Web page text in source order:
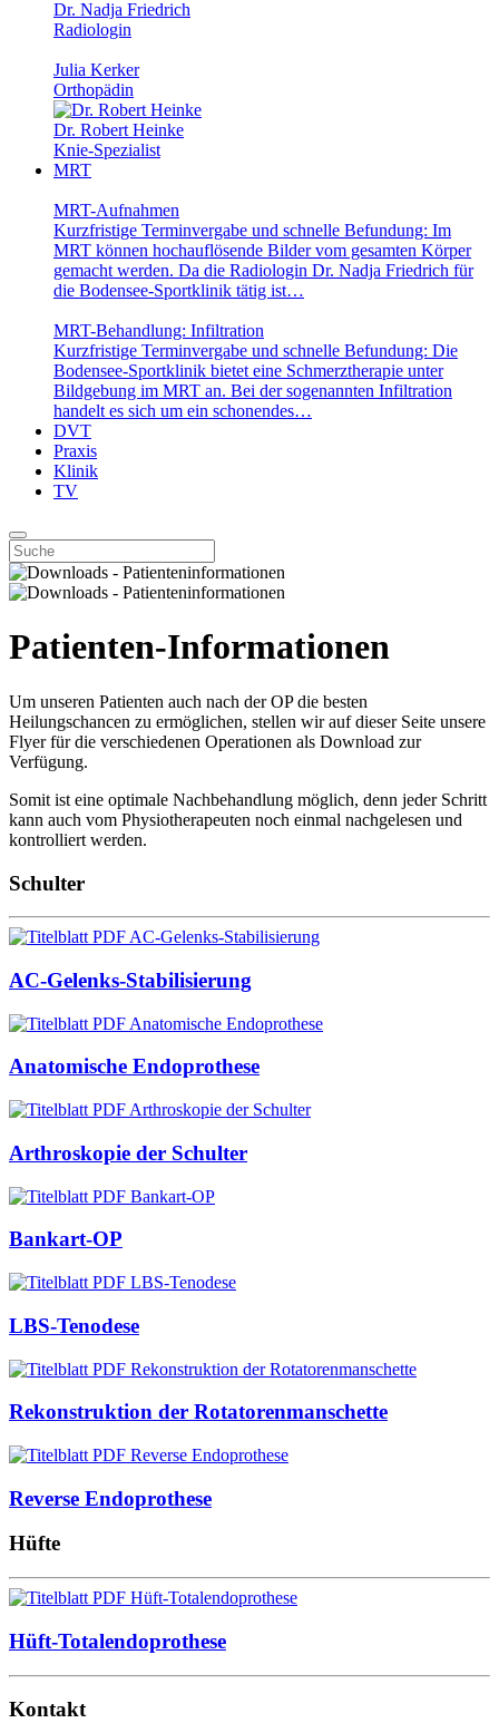
Dr. Nadja Friedrich
Radiologin
Julia Kerker
Orthopädin
Dr. Robert Heinke
Knie-Spezialist
MRT
MRT-Aufnahmen
Kurzfristige Terminvergabe und schnelle Befundung: Im
MRT können hochauflösende Bilder vom gesamten Körper
gemacht werden. Da die Radiologin Dr. Nadja Friedrich für
die Bodensee-Sportklinik tätig ist…
MRT-Behandlung: Infiltration
Kurzfristige Terminvergabe und schnelle Befundung: Die
Bodensee-Sportklinik bietet eine Schmerztherapie unter
Bildgebung im MRT an. Bei der sogenannten Infiltration
handelt es sich um ein schonendes…
DVT
Praxis
Klinik
TV
Patienten-Informationen
Um unseren Patienten auch nach der OP die besten
Heilungschancen zu ermöglichen, stellen wir auf dieser Seite unsere
Flyer für die verschiedenen Operationen als Download zur
Verfügung.
Somit ist eine optimale Nachbehandlung möglich, denn jeder Schritt
kann auch vom Physiotherapeuten noch einmal nachgelesen und
kontrolliert werden.
Schulter
AC-Gelenks-Stabilisierung
Anatomische Endoprothese
Arthroskopie der Schulter
Bankart-OP
LBS-Tenodese
Rekonstruktion der Rotatorenmanschette
Reverse Endoprothese
Hüfte
Hüft-Totalendoprothese
Kontakt